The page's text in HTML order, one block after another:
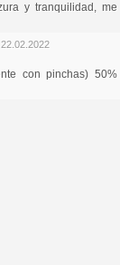
y tranquilidad, me
con pinchas) 50%